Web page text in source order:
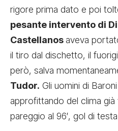
rigore prima dato e poi
pesante intervento di
Castellanos aveva
il tiro dal dischetto, il
però, salva
Tudor. Gli uomini di
approfittando del clima
pareggio al 96′, gol di